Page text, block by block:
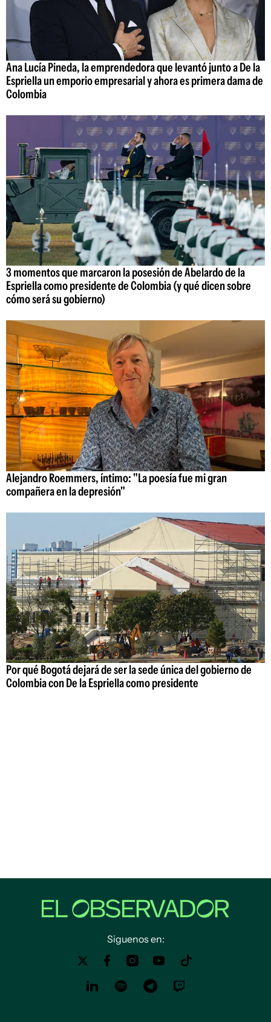
Ana Lucía Pineda, la emprendedora que levantó junto a De la
Espriella un emporio empresarial y ahora es primera dama de
Colombia
3 momentos que marcaron la posesión de Abelardo de la
Espriella como presidente de Colombia (y qué dicen sobre
cómo será su gobierno)
Alejandro Roemmers, íntimo: "La poesía fue mi gran
compañera en la depresión"
Por qué Bogotá dejará de ser la sede única del gobierno de
Colombia con De la Espriella como presidente
Siguenos en: